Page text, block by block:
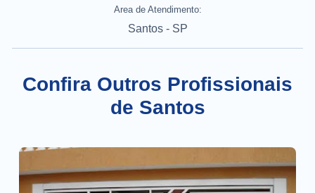
Area de Atendimento:
Santos - SP
Confira Outros Profissionais
de Santos